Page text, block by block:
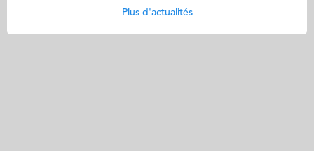
Plus d'actualités